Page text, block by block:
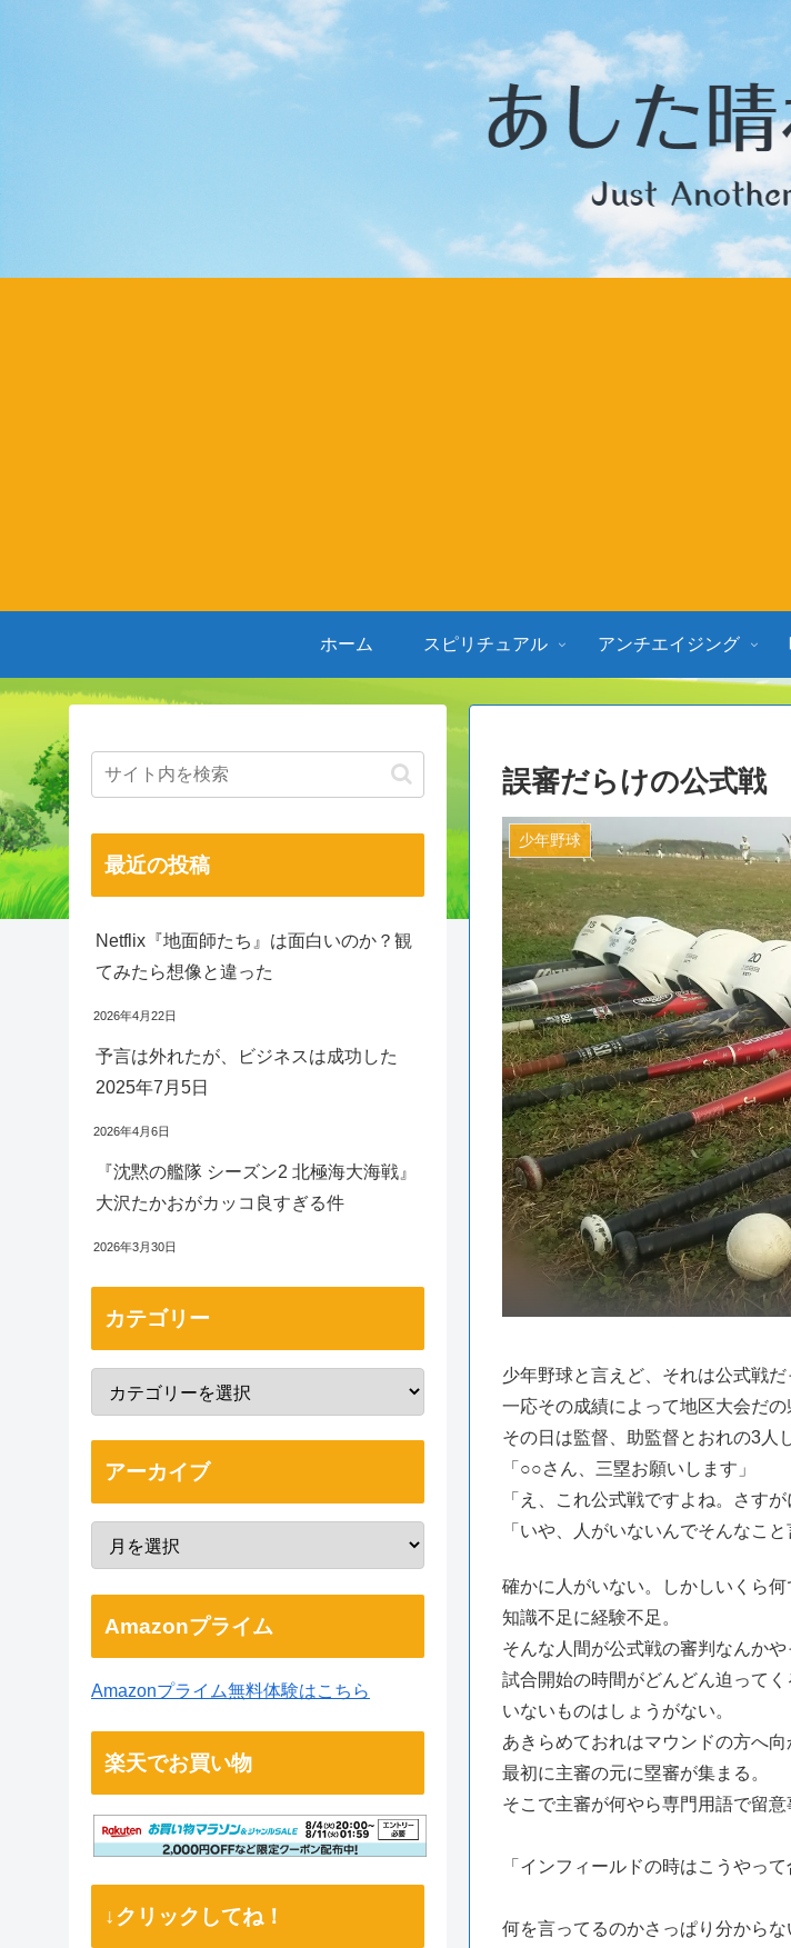
ホーム スピリチュアル アンチエイジング
誤審だらけの公式戦
少年野球
少年野球と言えど、それは公式戦だ
一応その成績によって地区大会だ
その日は監督、助監督とおれの3人
「○○さん、三塁お願いします」
「え、これ公式戦ですよね。さすが
「いや、人がいないんでそんなこ
確かに人がいない。しかしいくら
知識不足に経験不足。
そんな人間が公式戦の審判なんか
試合開始の時間がどんどん迫ってく
いないものはしょうがない。
あきらめておれはマウンドの方へ向
最初に主審の元に塁審が集まる。
そこで主審が何やら専門用語で留意
「インフィールドの時はこうやっ
何を言ってるのかさっぱり分からな
最近の投稿
Netflix『地面師たち』は面白いのか？観
てみたら想像と違った
2026年4月22日
予言は外れたが、ビジネスは成功した
2025年7月5日
2026年4月6日
『沈黙の艦隊 シーズン2 北極海大海戦』
大沢たかおがカッコ良すぎる件
2026年3月30日
カテゴリー
アーカイブ
Amazonプライム
Amazonプライム無料体験はこちら
楽天でお買い物
↓クリックしてね！